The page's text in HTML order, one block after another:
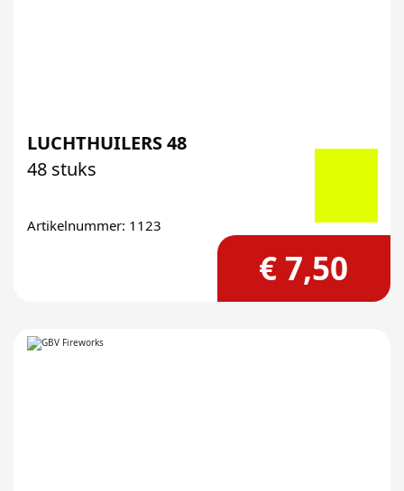
LUCHTHUILERS 48
48 stuks
Artikelnummer: 1123
€ 7,50